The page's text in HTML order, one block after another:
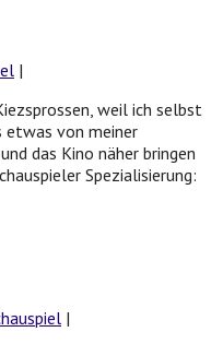
|
weil ich selbst
etwas von meiner
das Kino näher bringen
Spezialisierung:
|